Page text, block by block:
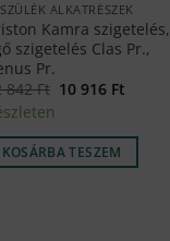
ALKATRÉSZEK
Kamra szigetelés,
szigetelés Clas Pr.,
Pr.
842Ft Original
12
842 Ft.
10 916 Ft
10
KOSÁRBA TESZEM